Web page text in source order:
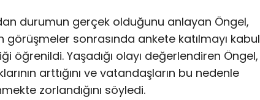
durumun gerçek olduğunu anlayan Öngel,
görüşmeler sonrasında ankete katılmayı kabul
öğrenildi. Yaşadığı olayı değerlendiren Öngel,
arttığını ve vatandaşların bu nedenle
zorlandığını söyledi.